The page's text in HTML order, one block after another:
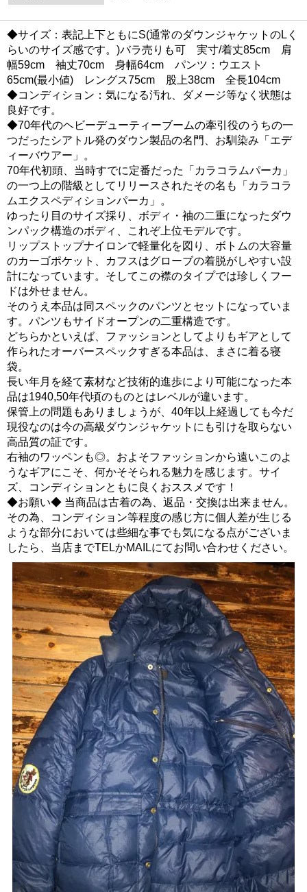
◆サイズ：表記上下ともにS(通常のダウンジャケットのLく
らいのサイズ感です。)バラ売りも可 実寸/着丈85cm 肩
幅59cm 袖丈70cm 身幅64cm パンツ：ウエスト
65cm(最小値) レングス75cm 股上38cm 全長104cm
◆コンディション：気になる汚れ、ダメージ等なく状態は
良好です。
◆70年代のヘビーデューティーブームの牽引役のうちの一
つだったシアトル発のダウン製品の名門、お馴染み「エデ
ィーバウアー」。
70年代初頭、当時すでに定番だった「カラコラムパーカ」
の一つ上の階級としてリリースされたその名も「カラコラ
ムエクスペディションパーカ」。
ゆったり目のサイズ採り、ボディ・袖の二重になったダウ
ンパック構造のボディ、これぞ上位モデルです。
リップストップナイロンで軽量化を図り、ボトムの大容量
のカーゴポケット、カフスはグローブの着脱がしやすい設
計になっています。そしてこの襟のタイプでは珍しくフー
ドは外せません。
そのうえ本品は同スペックのパンツとセットになっていま
す。パンツもサイドオープンの二重構造です。
どちらかといえば、ファッションとしてよりもギアとして
作られたオーバースペックすぎる本品は、まさに着る寝
袋。
長い年月を経て素材など技術的進歩により可能になった本
品は1940,50年代頃のものとはレベルが違います。
保管上の問題もありましょうが、40年以上経過しても今だ
現役なのは今の高級ダウンジャケットにも引けを取らない
高品質の証です。
右袖のワッペンも◎。およそファッションから遠いこのよ
うなギアにこそ、何かそそられる魅力を感じます。サイ
ズ、コンディションともに良くおススメです！
◆お願い◆ 当商品は古着の為、返品・交換は出来ません。
その為、コンディション等程度の感じ方に個人差が生じる
ような部分においては些細な事でも気になる点がございま
したら、当店までTELかMAILにてお問い合わせください。